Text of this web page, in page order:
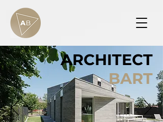
ARCHITECT
BART